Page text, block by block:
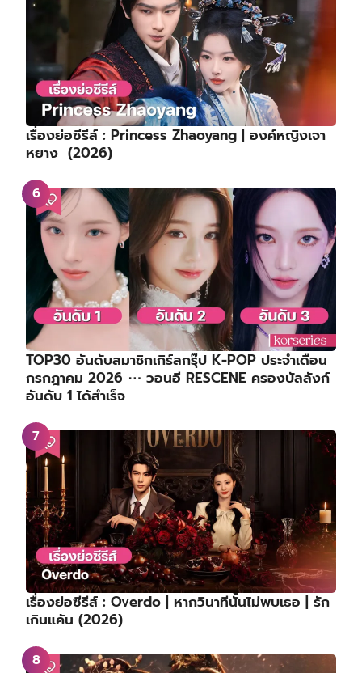
เรื่องย่อซีรีส์ : Princess Zhaoyang | องค์หญิงเจา
หยาง (2026)
TOP30 อันดับสมาชิกเกิร์ลกรุ๊ป K-POP ประจำเดือน
กรกฎาคม 2026 ⋯ วอนอี RESCENE ครองบัลลังก์
อันดับ 1 ได้สำเร็จ
เรื่องย่อซีรีส์ : Overdo | หากวินาทีนั้นไม่พบเธอ | รัก
เกินแค้น (2026)